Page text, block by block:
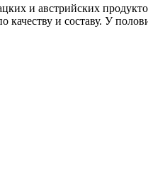
и австрийских
и составу. У